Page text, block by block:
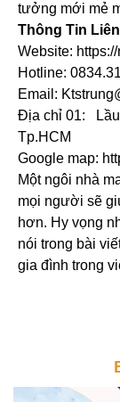
tưởng mới mẻ
Thông Tin
Website:
Hotline:
Email:
Địa chỉ 01: Lầu
Tp.HCM
Google map:
Một ngôi nhà
mọi người sẽ
hơn. Hy vọng
nói trong bài
gia đình trong